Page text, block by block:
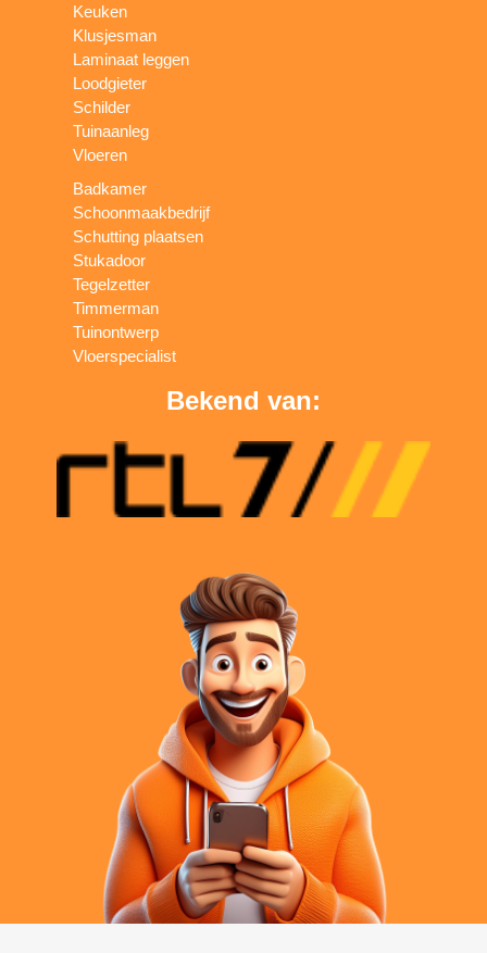
Keuken
Klusjesman
Laminaat leggen
Loodgieter
Schilder
Tuinaanleg
Vloeren
Badkamer
Schoonmaakbedrijf
Schutting plaatsen
Stukadoor
Tegelzetter
Timmerman
Tuinontwerp
Vloerspecialist
Bekend van: